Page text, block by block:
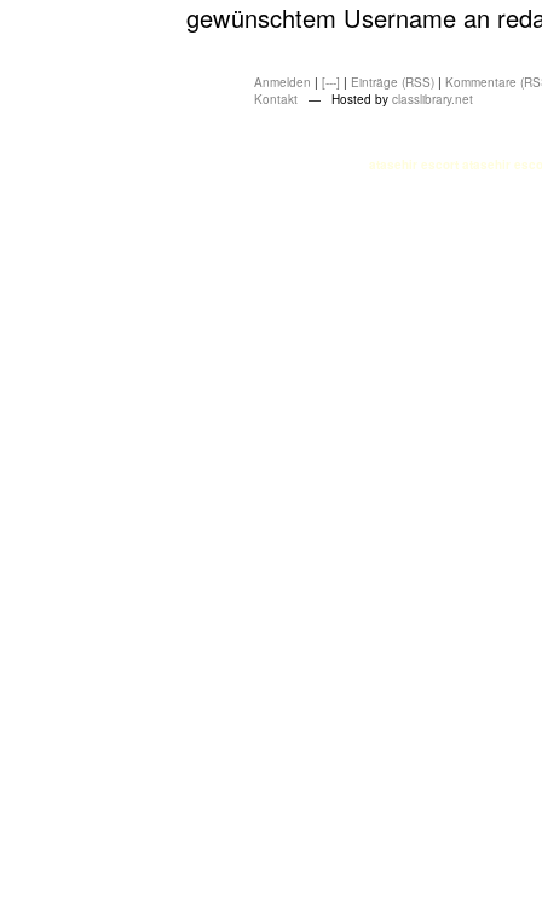
gewünschtem Username an
Anmelden | [---] | Einträge (RSS) | Kommentare
Kontakt — Hosted by classlibrary.net
atasehir escort atasehir